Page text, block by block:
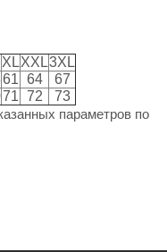
XLXXL3XL
61 64
67
71 72
73
параметров по